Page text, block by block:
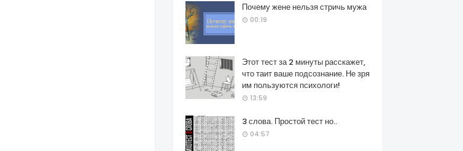
Почему жене нельзя стричь мужа
00:19
Этот тест за 2 минуты расскажет,
что таит ваше подсознание. Не зря
им пользуются психологи!
13:59
3 слова. Простой тест но..
04:57